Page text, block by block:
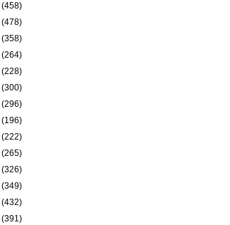
(458)
(478)
(358)
(264)
(228)
(300)
(296)
(196)
(222)
(265)
(326)
(349)
(432)
(391)